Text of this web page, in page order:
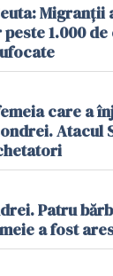
Migranții
1.000
care a
Atacul
Patru
a fost